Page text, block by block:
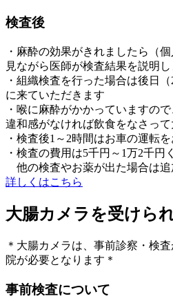
検査後
・麻酔の効果がきれましたら（
見ながら医師が検査結果を説明し
・組織検査を行った場合は後日
に来ていただきます
・喉に麻酔がかかっていますの
違和感がなければ飲食をなさって
・検査後1～2時間はお車の運転を
・検査の費用は5千円～1万2千円
他の検査やお薬が出た場合は追
詳しくはこちら
大腸カメラを受けら
＊大腸カメラは、事前診察・検
院が必要となります＊
事前検査について